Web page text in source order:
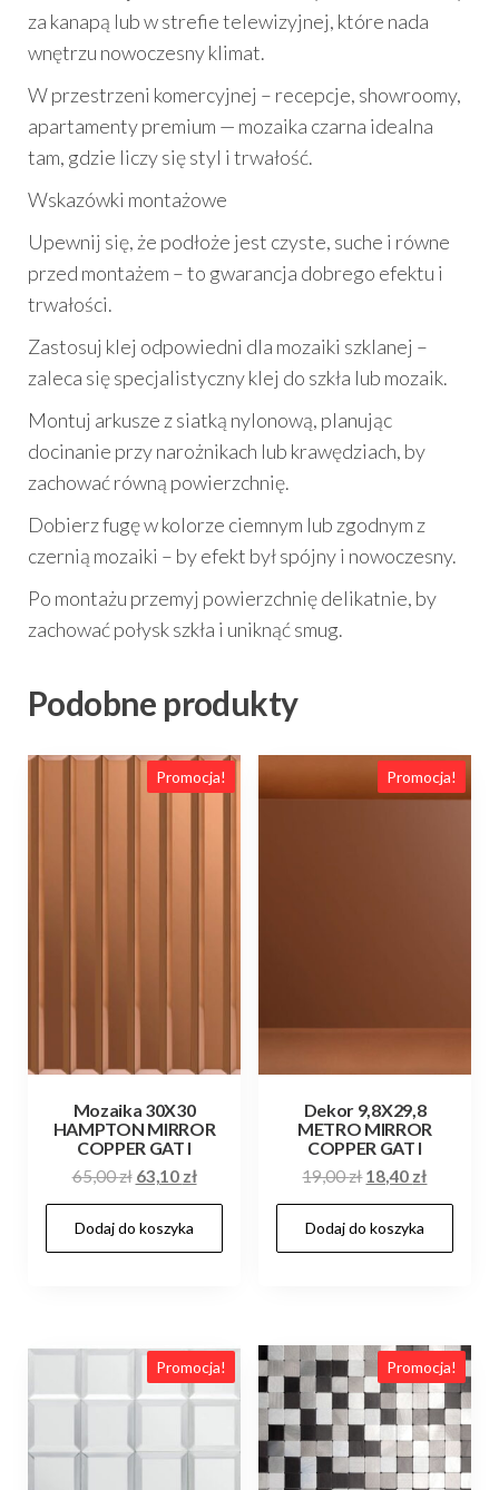
za kanapą lub w strefie telewizyjnej, które nada
wnętrzu nowoczesny klimat.
W przestrzeni komercyjnej – recepcje, showroomy,
apartamenty premium — mozaika czarna idealna
tam, gdzie liczy się styl i trwałość.
Wskazówki montażowe
Upewnij się, że podłoże jest czyste, suche i równe
przed montażem – to gwarancja dobrego efektu i
trwałości.
Zastosuj klej odpowiedni dla mozaiki szklanej –
zaleca się specjalistyczny klej do szkła lub mozaik.
Montuj arkusze z siatką nylonową, planując
docinanie przy narożnikach lub krawędziach, by
zachować równą powierzchnię.
Dobierz fugę w kolorze ciemnym lub zgodnym z
czernią mozaiki – by efekt był spójny i nowoczesny.
Po montażu przemyj powierzchnię delikatnie, by
zachować połysk szkła i uniknąć smug.
Podobne produkty
Promocja!
Mozaika 30X30
HAMPTON MIRROR
COPPER GAT I
65,00zł Pierwotna
cena
wynosiła:
65,00 zł.
63,10 złAktualna
cena
63,10 zł.
Dodaj do koszyka
Promocja!
Dekor 9,8X29,8
METRO MIRROR
COPPER GAT I
19,00złPierwotna
cena
wynosiła:
19,00 zł.
18,40 złAktualna
cena
18,40 zł.
Dodaj do koszyka
Promocja! Promocja!